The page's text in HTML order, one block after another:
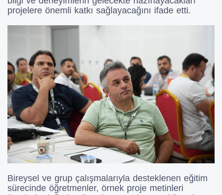
projelere önemli katkı sağlayacağını ifade etti.
Bireysel ve grup çalışmalarıyla desteklenen eğitim
sürecinde öğretmenler, örnek proje metinleri